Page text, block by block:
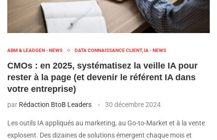
ABM & LEADGEN - NEWS DATA CONNAISSANCE CLIENT, IA - NEWS
CMOs : en 2025, systématisez la veille IA pour
rester à la page (et devenir le référent IA dans
votre entreprise)
par Rédaction BtoB Leaders 30 décembre 2024
Les outils IA appliqués au marketing, au Go-to-Market et à la vente
explosent. Des dizaines de solutions émergent chaque mois et